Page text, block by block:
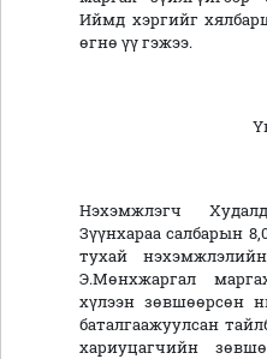
Иймд хэргийг
өгнө үү гэжээ.
Нэхэмжлэгч
Зүүнхараа салбарын
тухай
Э.Мөнхжаргал
хүлээн зөвшөөрсөн
баталгаажуулсан
хариуцагчийн